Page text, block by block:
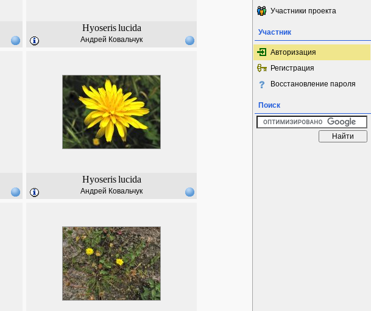
Hyoseris lucida
Андрей Ковальчук
Hyoseris lucida
Андрей Ковальчук
Участники проекта
Участник
Авторизация
Регистрация
Восстановление пароля
Поиск